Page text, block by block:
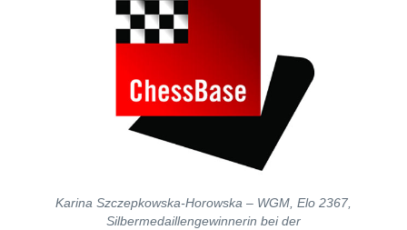
Karina Szczepkowska-Horowska – WGM, Elo 2367,
Silbermedaillengewinnerin bei der